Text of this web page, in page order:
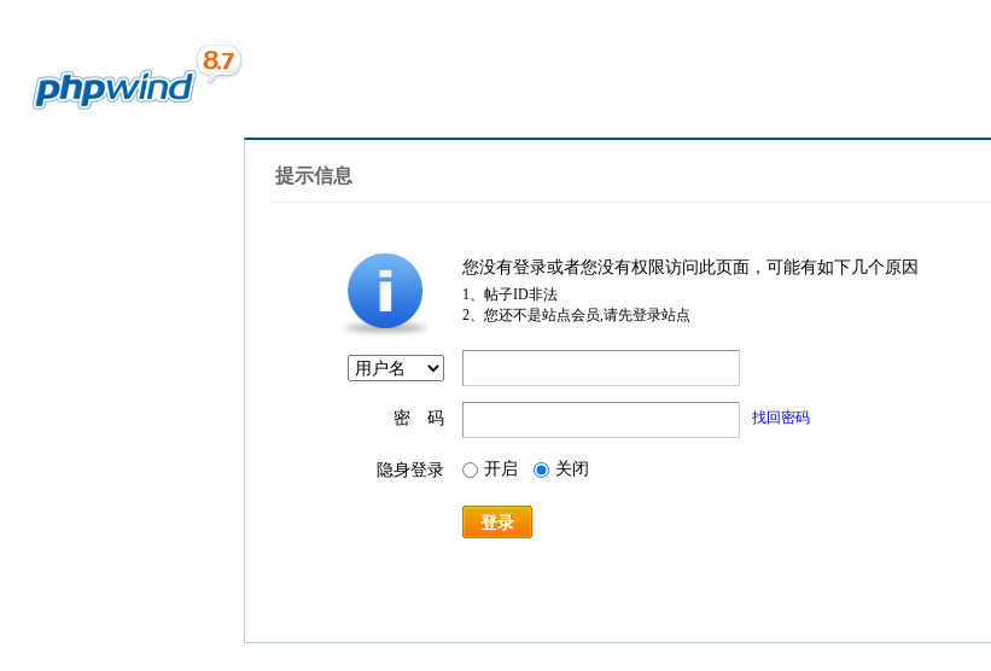
提示信息
您没有登录或者您没有权限访问此页面，可能有如下几个原因
1、帖子ID非法
2、您还不是站点会员,请先登录站点
密 码 找回密码
隐身登录 开启 关闭
登录